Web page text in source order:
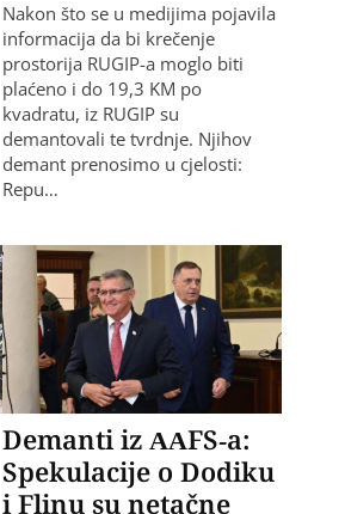
Nakon što se u medijima pojavila
informacija da bi krečenje
prostorija RUGIP-a moglo biti
plaćeno i do 19,3 KM po
kvadratu, iz RUGIP su
demantovali te tvrdnje. Njihov
demant prenosimo u cjelosti:
Repu…
Demanti iz AAFS-a:
Spekulacije o Dodiku
i Flinu su netačne